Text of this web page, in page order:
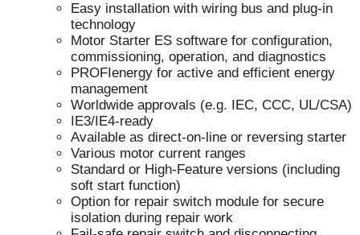
Easy installation with wiring bus and plug-in
technology
Motor Starter ES software for configuration,
commissioning, operation, and diagnostics
PROFIenergy for active and efficient energy
management
Worldwide approvals (e.g. IEC, CCC, UL/CSA)
IE3/IE4-ready
Available as direct-on-line or reversing starter
Various motor current ranges
Standard or High-Feature versions (including
soft start function)
Option for repair switch module for secure
isolation during repair work